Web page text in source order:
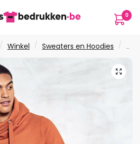
0
/ Winkel / Sweaters en Hoodies /
🔍